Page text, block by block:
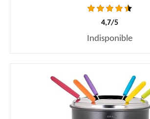
4,7/5
Indisponible